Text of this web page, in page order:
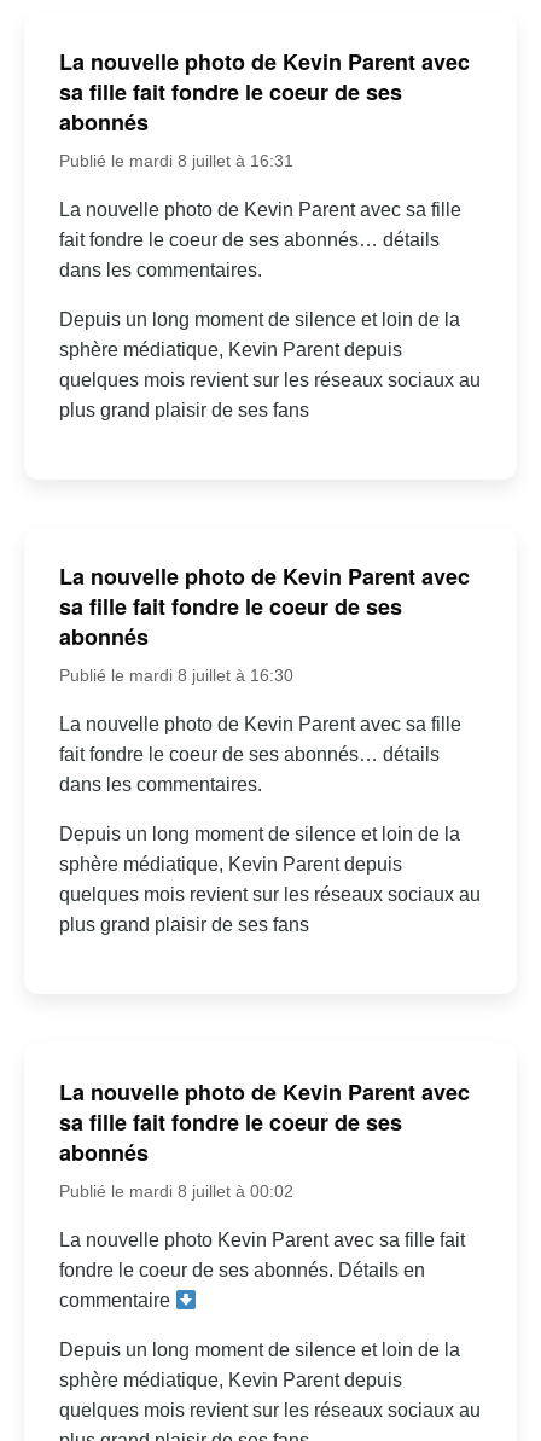
La nouvelle photo de Kevin Parent avec
sa fille fait fondre le coeur de ses
abonnés
Publié le mardi 8 juillet à 16:31
La nouvelle photo de Kevin Parent avec sa fille
fait fondre le coeur de ses abonnés… détails
dans les commentaires.
Depuis un long moment de silence et loin de la
sphère médiatique, Kevin Parent depuis
quelques mois revient sur les réseaux sociaux au
plus grand plaisir de ses fans
La nouvelle photo de Kevin Parent avec
sa fille fait fondre le coeur de ses
abonnés
Publié le mardi 8 juillet à 16:30
La nouvelle photo de Kevin Parent avec sa fille
fait fondre le coeur de ses abonnés… détails
dans les commentaires.
Depuis un long moment de silence et loin de la
sphère médiatique, Kevin Parent depuis
quelques mois revient sur les réseaux sociaux au
plus grand plaisir de ses fans
La nouvelle photo de Kevin Parent avec
sa fille fait fondre le coeur de ses
abonnés
Publié le mardi 8 juillet à 00:02
La nouvelle photo Kevin Parent avec sa fille fait
fondre le coeur de ses abonnés. Détails en
commentaire
Depuis un long moment de silence et loin de la
sphère médiatique, Kevin Parent depuis
quelques mois revient sur les réseaux sociaux au